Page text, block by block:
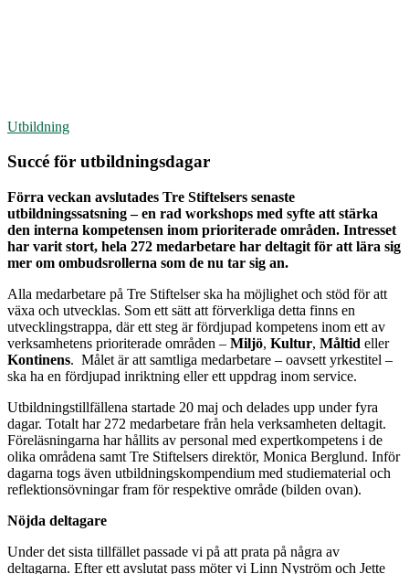
Utbildning
Succé för utbildningsdagar
Förra veckan avslutades Tre Stiftelsers senaste
utbildningssatsning – en rad workshops med syfte att stärka
den interna kompetensen inom prioriterade områden. Intresset
har varit stort, hela 272 medarbetare har deltagit för att lära sig
mer om ombudsrollerna som de nu tar sig an.
Alla medarbetare på Tre Stiftelser ska ha möjlighet och stöd för att
växa och utvecklas. Som ett sätt att förverkliga detta finns en
utvecklingstrappa, där ett steg är fördjupad kompetens inom ett av
verksamhetens prioriterade områden – Miljö, Kultur, Måltid eller
Kontinens. Målet är att samtliga medarbetare – oavsett yrkestitel –
ska ha en fördjupad inriktning eller ett uppdrag inom service.
Utbildningstillfällena startade 20 maj och delades upp under fyra
dagar. Totalt har 272 medarbetare från hela verksamheten deltagit.
Föreläsningarna har hållits av personal med expertkompetens i de
olika områdena samt Tre Stiftelsers direktör, Monica Berglund. Inför
dagarna togs även utbildningskompendium med studiematerial och
reflektionsövningar fram för respektive område (bilden ovan).
Nöjda deltagare
Under det sista tillfället passade vi på att prata på några av
deltagarna. Efter ett avslutat pass möter vi Linn Nyström och Jette